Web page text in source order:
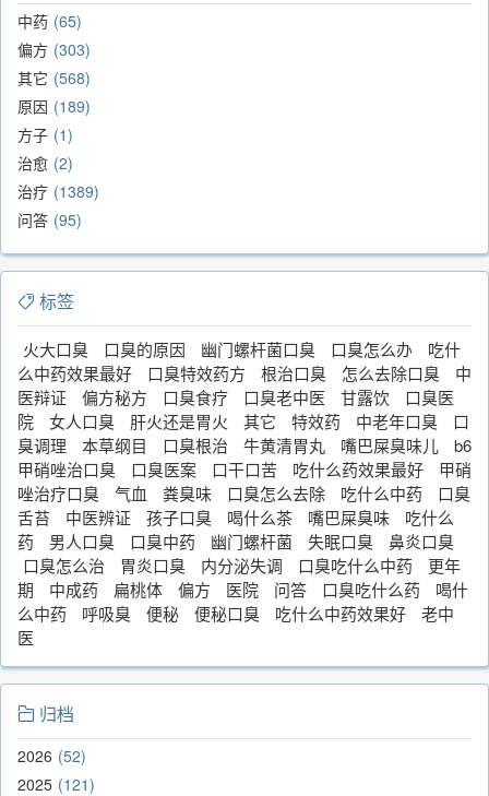
中药 65
偏方 303
其它 568
原因 189
方子 1
治愈 2
治疗 1389
问答 95
标签
火大口臭 口臭的原因 幽门螺杆菌口臭 口臭怎么办
吃什
么中药效果最好
口臭特效药方 根治口臭 怎么去除口臭
中
医辩证
偏方秘方 口臭食疗 口臭老中医 甘露饮
口臭医
院
女人口臭 肝火还是胃火 其它 特效药 中老年口臭
口
臭调理
本草纲目 口臭根治 牛黄清胃丸 嘴巴屎臭味儿
b6
甲硝唑治口臭
口臭医案 口干口苦 吃什么药效果最好
甲硝
唑治疗口臭
气血 粪臭味 口臭怎么去除 吃什么中药
口臭
舌苔
中医辨证 孩子口臭 喝什么茶 嘴巴屎臭味
吃什么
药
男人口臭 口臭中药 幽门螺杆菌 失眠口臭
鼻炎口臭
口臭怎么治
胃炎口臭 内分泌失调 口臭吃什么中药
更年
期
中成药 扁桃体 偏方 医院 问答 口臭吃什么药
喝什
么中药
呼吸臭 便秘 便秘口臭 吃什么中药效果好
老中
医
归档
2026 52
2025 121